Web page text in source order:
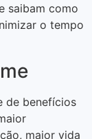
saibam como
o tempo
de benefícios
maior vida